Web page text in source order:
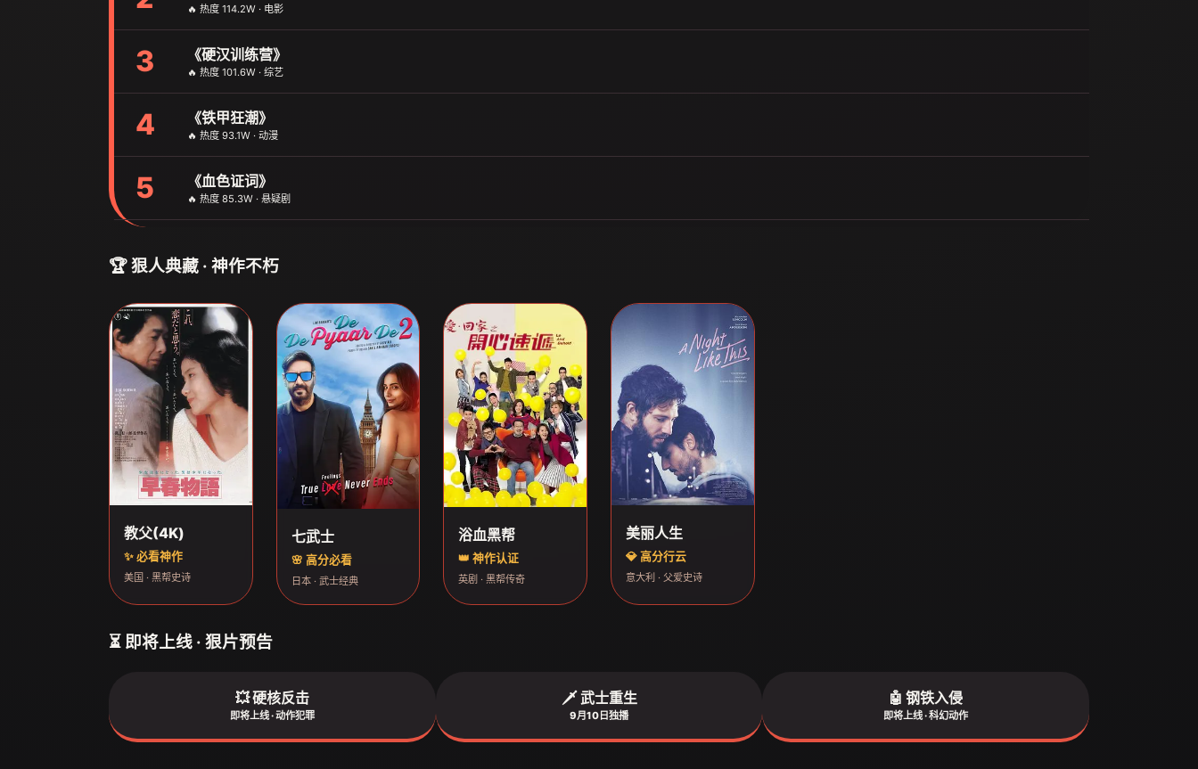
🔥 热度 114.2W · 电影
3 《硬汉训练营》
🔥 热度 101.6W · 综艺
4 《铁甲狂潮》
🔥 热度 93.1W · 动漫
5 《血色证词》
🔥 热度 85.3W · 悬疑剧
🏆 狠人典藏 · 神作不朽
教父(4K)
✨ 必看神作
美国 · 黑帮史诗
七武士
🌸 高分必看
日本 · 武士经典
浴血黑帮
👑 神作认证
英剧 · 黑帮传奇
美丽人生
💎 高分行云
意大利 · 父爱史诗
⏳ 即将上线 · 狠片预告
💥 硬核反击
即将上线 · 动作犯罪
🗡️ 武士重生
9月10日独播
🤖 钢铁入侵
即将上线 · 科幻动作